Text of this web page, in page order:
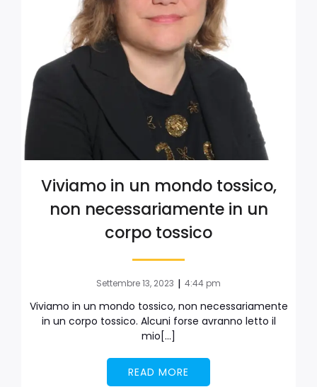
Viviamo in un mondo tossico,
non necessariamente in un
corpo tossico
Settembre 13, 2023 | 4:44 pm
Viviamo in un mondo tossico, non necessariamente
in un corpo tossico. Alcuni forse avranno letto il
mio[…]
READ MORE